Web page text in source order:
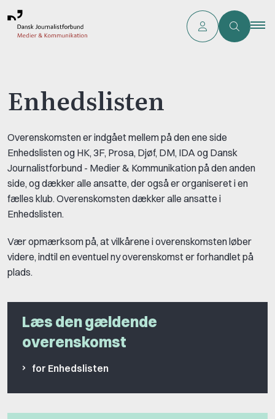
Enhedslisten
Overenskomsten er indgået mellem på den ene side
Enhedslisten og HK, 3F, Prosa, Djøf, DM, IDA og Dansk
Journalistforbund - Medier & Kommunikation på den anden
side, og dækker alle ansatte, der også er organiseret i en
fælles klub. Overenskomsten dækker alle ansatte i
Enhedslisten.
Vær opmærksom på, at vilkårene i overenskomsten løber
videre, indtil en eventuel ny overenskomst er forhandlet på
plads.
Læs den gældende
overenskomst
for Enhedslisten